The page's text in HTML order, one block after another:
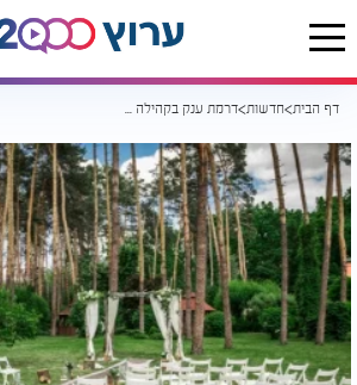
דף הבית חדשות דרמת ענק בקהילה היהודית באמריקה: לבנוני הונה רבנים וכלה